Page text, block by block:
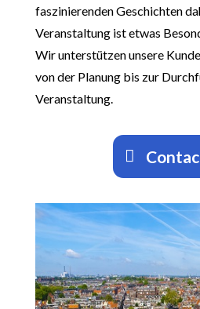
faszinierenden Geschichten
Veranstaltung ist etwas
Wir unterstützen unsere
von der Planung bis zur
Veranstaltung.